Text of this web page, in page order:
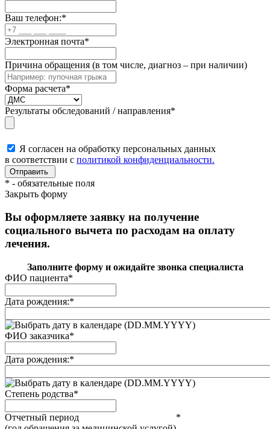
Ваш телефон:*
Электронная почта*
Причина обращения (в том числе, диагноз – при наличии)
Форма расчета*
Результаты обследований / направления*
Я согласен на обработку персональных данных
в соответствии с политикой конфиденциальности.
* - обязательные поля
Закрыть форму
Вы оформляете заявку на получение
социального вычета по расходам на оплату
лечения.
Заполните форму и ожидайте звонка специалиста
ФИО пациента*
Дата рождения:*
(DD.MM.YYYY)
ФИО заказчика*
Дата рождения:*
(DD.MM.YYYY)
Степень родства*
Отчетный период
*